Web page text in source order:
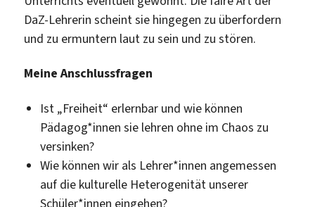
DaZ-Lehrerin scheint sie hingegen zu überfordern
und zu ermuntern laut zu sein und zu stören.
Meine Anschlussfragen
Ist „Freiheit“ erlernbar und wie können
Pädagog*innen sie lehren ohne im Chaos zu
versinken?
Wie können wir als Lehrer*innen angemessen
auf die kulturelle Heterogenität unserer
Schüler*innen eingehen?